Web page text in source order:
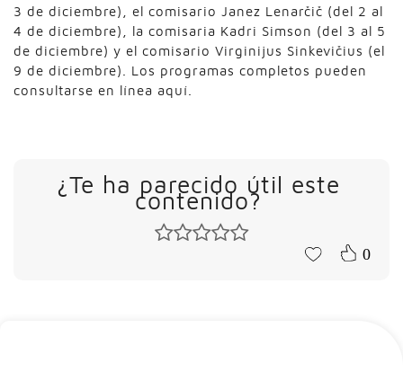
3 de diciembre), el comisario Janez Lenarčič (del 2 al
4 de diciembre), la comisaria Kadri Simson (del 3 al 5
de diciembre) y el comisario Virginijus Sinkevičius (el
9 de diciembre). Los programas completos pueden
consultarse en línea aquí.
¿Te ha parecido útil este
contenido?
0